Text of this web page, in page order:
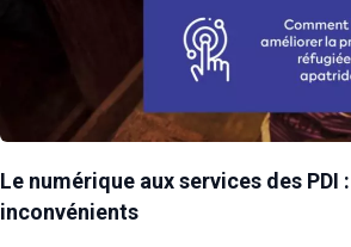
Le numérique aux services des PDI
inconvénients